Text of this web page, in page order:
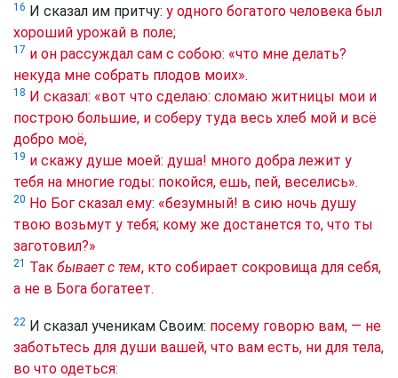
16 И сказал им притчу: у одного богатого человека был
хороший урожай в поле;
17 и он рассуждал сам с собою: «что мне делать?
некуда мне собрать плодов моих».
18 И сказал: «вот что сделаю: сломаю житницы мои и
построю большие, и соберу туда весь хлеб мой и всё
добро моё,
19 и скажу душе моей: душа! много добра лежит у
тебя на многие годы: покойся, ешь, пей, веселись».
20 Но Бог сказал ему: «безумный! в сию ночь душу
твою возьмут у тебя; кому же достанется то, что ты
заготовил?»
21 Так бывает с тем, кто собирает сокровища для себя,
а не в Бога богатеет.
22 И сказал ученикам Своим: посему говорю вам, — не
заботьтесь для души вашей, что вам есть, ни для тела,
во что одеться: